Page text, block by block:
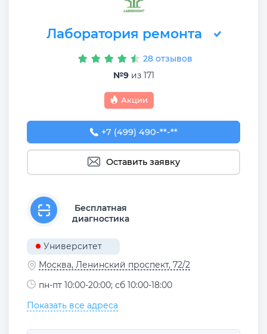
Лаборатория ремонта
28 отзывов
№9из 171
Акции
+7 (499) 490-05-63
+7 (499) 490-**-**
Оставить заявку
Бесплатная
диагностика
Университет
Москва, Ленинский проспект, 72/2
пн-пт 10:00-20:00; сб 10:00-18:00
Показать все адреса